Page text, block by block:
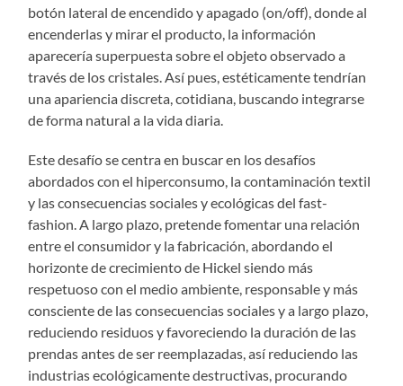
botón lateral de encendido y apagado (on/off), donde al
encenderlas y mirar el producto, la información
aparecería superpuesta sobre el objeto observado a
través de los cristales. Así pues, estéticamente tendrían
una apariencia discreta, cotidiana, buscando integrarse
de forma natural a la vida diaria.
Este desafío se centra en buscar en los desafíos
abordados con el hiperconsumo, la contaminación textil
y las consecuencias sociales y ecológicas del fast-
fashion. A largo plazo, pretende fomentar una relación
entre el consumidor y la fabricación, abordando el
horizonte de crecimiento de Hickel siendo más
respetuoso con el medio ambiente, responsable y más
consciente de las consecuencias sociales y a largo plazo,
reduciendo residuos y favoreciendo la duración de las
prendas antes de ser reemplazadas, así reduciendo las
industrias ecológicamente destructivas, procurando